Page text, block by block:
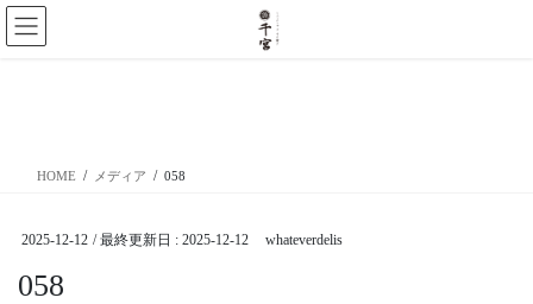
コ
ン
ナ
ビ
HOME メディア 058
2025-12-12 / 最終更新日 : 2025-12-12 whateverdelis
058